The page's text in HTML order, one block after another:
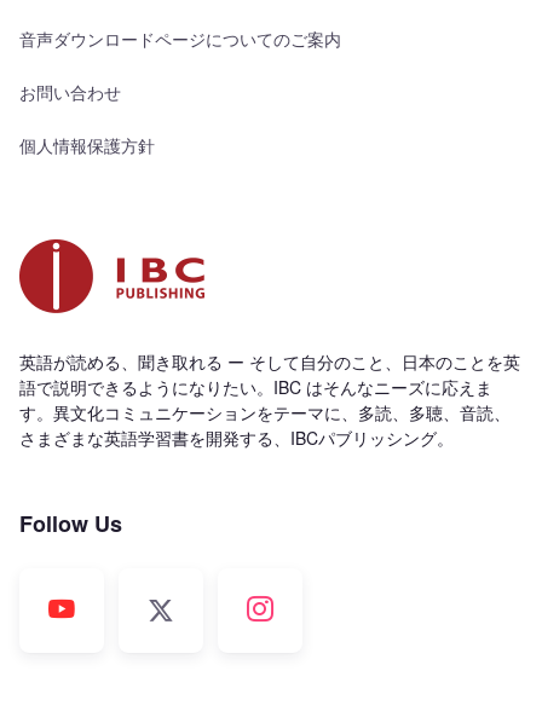
英語が読める、聞き取れる ー そして自分のこと、日本のことを英
語で説明できるようになりたい。IBC はそんなニーズに応えま
す。異文化コミュニケーションをテーマに、多読、多聴、音読、
さまざまな英語学習書を開発する、IBCパブリッシング。
Follow Us
音声ダウンロードページについてのご案内
お問い合わせ
個人情報保護方針